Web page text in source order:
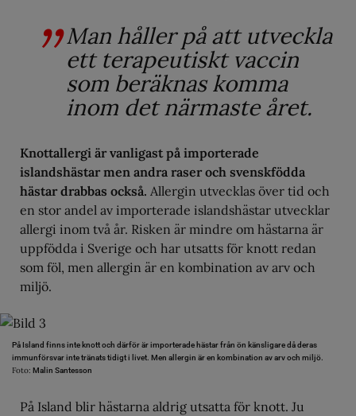
Man håller på att utveckla
ett terapeutiskt vaccin
som beräknas komma
inom det närmaste året.
Knottallergi är vanligast på importerade
islandshästar men andra raser och svenskfödda
hästar drabbas också. Allergin utvecklas över tid och
en stor andel av importerade islandshästar utvecklar
allergi inom två år. Risken är mindre om hästarna är
uppfödda i Sverige och har utsatts för knott redan
som föl, men allergin är en kombination av arv och
miljö.
På Island finns inte knott och därför är importerade hästar från ön känsligare då deras
immunförsvar inte tränats tidigt i livet. Men allergin är en kombination av arv och miljö.
Foto: Malin Santesson
På Island blir hästarna aldrig utsatta för knott. Ju